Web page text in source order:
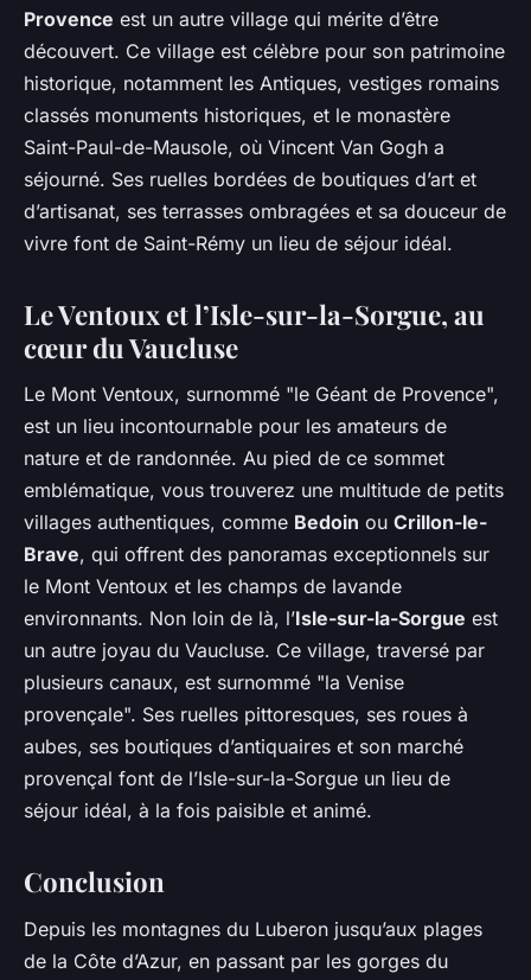
Provence est un autre village qui mérite d’être
découvert. Ce village est célèbre pour son patrimoine
historique, notamment les Antiques, vestiges romains
classés monuments historiques, et le monastère
Saint-Paul-de-Mausole, où Vincent Van Gogh a
séjourné. Ses ruelles bordées de boutiques d’art et
d’artisanat, ses terrasses ombragées et sa douceur de
vivre font de Saint-Rémy un lieu de séjour idéal.
Le Ventoux et l’Isle-sur-la-Sorgue, au
cœur du Vaucluse
Le Mont Ventoux, surnommé "le Géant de Provence",
est un lieu incontournable pour les amateurs de
nature et de randonnée. Au pied de ce sommet
emblématique, vous trouverez une multitude de petits
villages authentiques, comme Bedoin ou Crillon-le-
Brave, qui offrent des panoramas exceptionnels sur
le Mont Ventoux et les champs de lavande
environnants. Non loin de là, l’Isle-sur-la-Sorgue est
un autre joyau du Vaucluse. Ce village, traversé par
plusieurs canaux, est surnommé "la Venise
provençale". Ses ruelles pittoresques, ses roues à
aubes, ses boutiques d’antiquaires et son marché
provençal font de l’Isle-sur-la-Sorgue un lieu de
séjour idéal, à la fois paisible et animé.
Conclusion
Depuis les montagnes du Luberon jusqu’aux plages
de la Côte d’Azur, en passant par les gorges du